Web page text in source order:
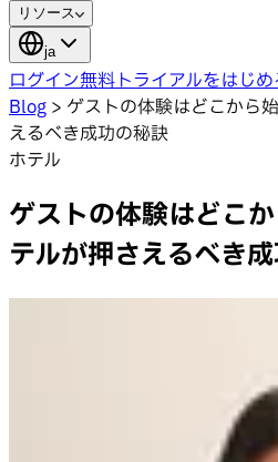
リソース
ja
ログイン無料トライアルをはじ
Blog > ゲストの体験はどこから
えるべき成功の秘訣
ホテル
ゲストの体験はどこ
テルが押さえるべき